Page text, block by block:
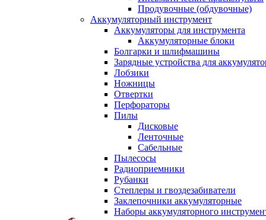
Продувочные (обдувочные)
Аккумуляторный инструмент
Аккумуляторы для инструмента
Аккумуляторные блоки
Болгарки и шлифмашины
Зарядные устройства для
Лобзики
Ножницы
Отвертки
Перфораторы
Пилы
Дисковые
Ленточные
Сабельные
Пылесосы
Радиоприемники
Рубанки
Степлеры и гвоздезабиватели
Заклепочники аккумуляторные
Наборы аккумуляторного